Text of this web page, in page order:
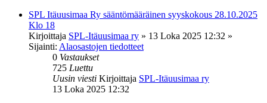
SPL Itäuusimaa Ry sääntömääräinen syyskokous 28.10.2025
Klo 18
Kirjoittaja SPL-Itäuusimaa ry » 13 Loka 2025 12:32 »
Sijainti: Alaosastojen tiedotteet
0 Vastaukset
725 Luettu
Uusin viesti Kirjoittaja SPL-Itäuusimaa ry
13 Loka 2025 12:32